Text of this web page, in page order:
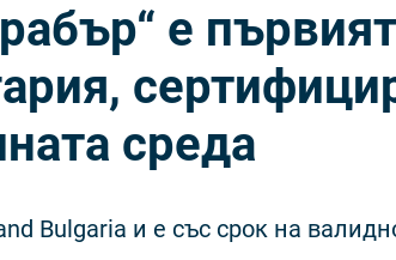
е първият
среда
Bulgaria и е със срок на